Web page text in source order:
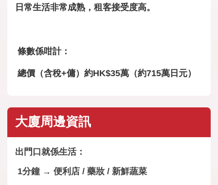
日常生活非常成熟，租客接受度高。
條數係咁計：
總價（含稅+傭）約HK$35萬（約715萬日元）
大廈周邊資訊
出門口就係生活：
1分鐘 → 便利店 / 藥妝 / 新鮮蔬菜